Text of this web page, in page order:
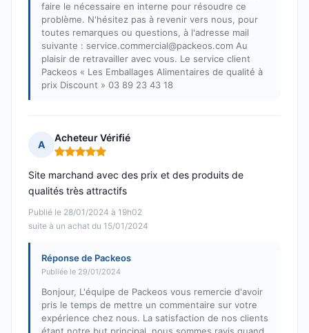
faire le nécessaire en interne pour résoudre ce
problème. N'hésitez pas à revenir vers nous, pour
toutes remarques ou questions, à l'adresse mail
suivante : service.commercial@packeos.com Au
plaisir de retravailler avec vous. Le service client
Packeos « Les Emballages Alimentaires de qualité à
prix Discount » 03 89 23 43 18
A
Acheteur Vérifié
Note : 5 sur 5
Publié le 28/01/2024 à 19h02
suite à un achat du 15/01/2024
Site marchand avec des prix et des produits de
qualités très attractifs
Réponse de Packeos
Publiée le 29/01/2024
Bonjour, L'équipe de Packeos vous remercie d'avoir
pris le temps de mettre un commentaire sur votre
expérience chez nous. La satisfaction de nos clients